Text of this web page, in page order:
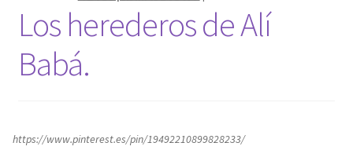
Los herederos de Alí
Babá.
https://www.pinterest.es/pin/19492210899828233/